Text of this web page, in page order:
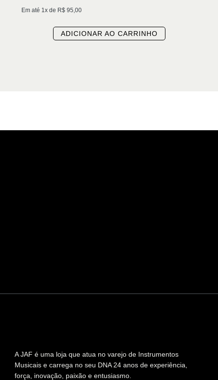
Em até 1x de R$ 95,00
ADICIONAR AO CARRINHO
A JAF é uma loja que atua no varejo de Instrumentos
Musicais e carrega no seu DNA 24 anos de experiência,
força, inovação, paixão e entusiasmo.